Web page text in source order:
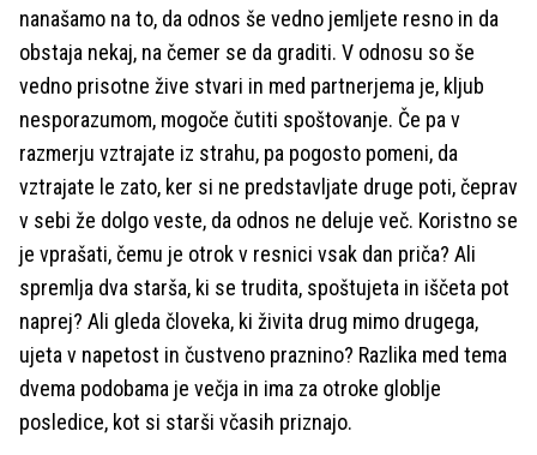
nanašamo na to, da odnos še vedno jemljete resno in da
obstaja nekaj, na čemer se da graditi. V odnosu so še
vedno prisotne žive stvari in med partnerjema je, kljub
nesporazumom, mogoče čutiti spoštovanje. Če pa v
razmerju vztrajate iz strahu, pa pogosto pomeni, da
vztrajate le zato, ker si ne predstavljate druge poti, čeprav
v sebi že dolgo veste, da odnos ne deluje več. Koristno se
je vprašati, čemu je otrok v resnici vsak dan priča? Ali
spremlja dva starša, ki se trudita, spoštujeta in iščeta pot
naprej? Ali gleda človeka, ki živita drug mimo drugega,
ujeta v napetost in čustveno praznino? Razlika med tema
dvema podobama je večja in ima za otroke globlje
posledice, kot si starši včasih priznajo.